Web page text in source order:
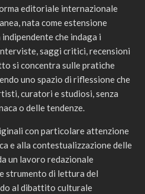
editoriale internazionale
nata come estensione
indipendente che indaga i
saggi critici, recensioni
si concentra sulle pratiche
uno spazio di riflessione che
curatori e studiosi, senza
o delle tendenze.
con particolare attenzione
e alla contestualizzazione delle
un lavoro redazionale
strumento di lettura del
al dibattito culturale